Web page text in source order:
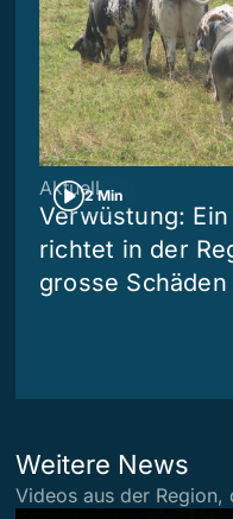
2 Min
Aktuell
Verwüstung:
richtet in der
grosse Schäden
Weitere News
Videos aus der